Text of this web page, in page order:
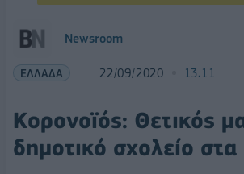
Newsroom
ΕΛΛΑΔΑ 22/09/2020 13:11
Κορονοϊός: Θετικός
δημοτικό σχολείο